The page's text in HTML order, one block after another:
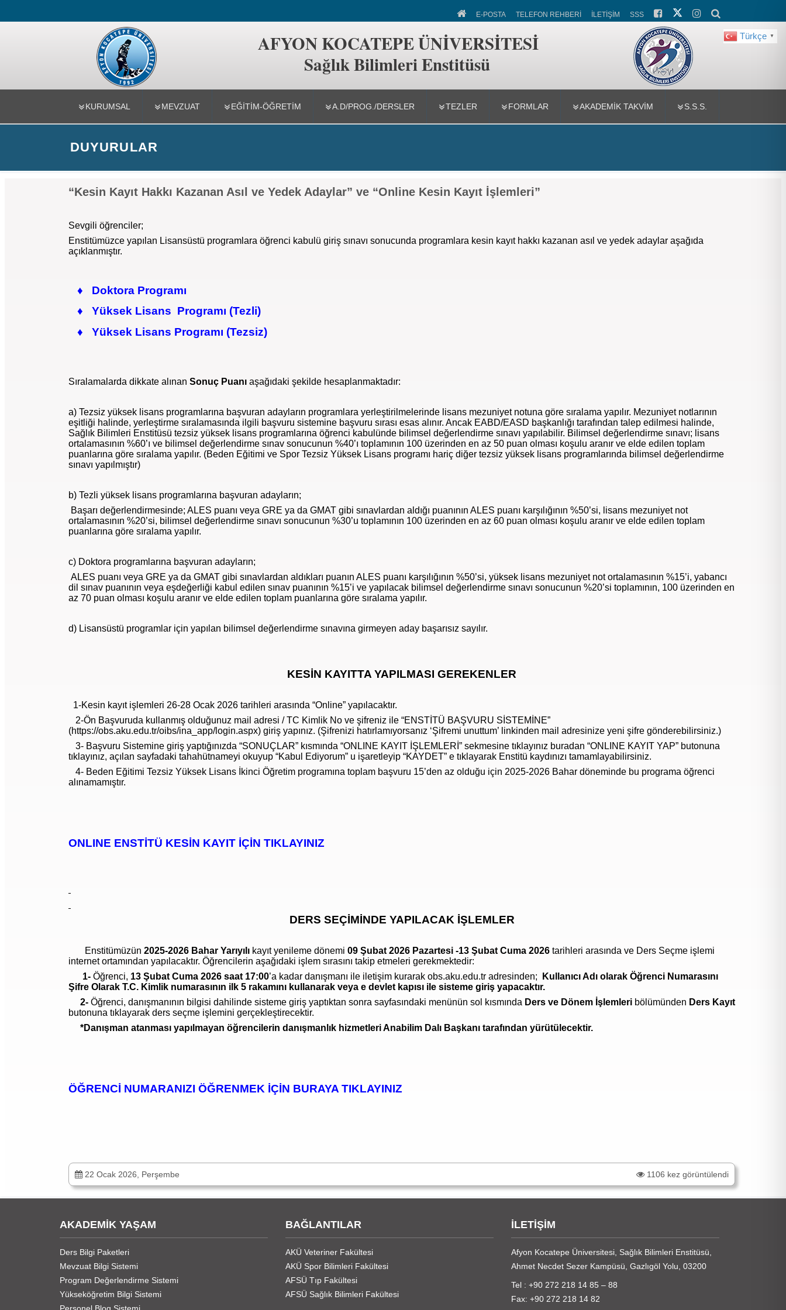
Sağlık Bilimleri Enstitüsü
Türkçe ▼
E-POSTA TELEFON REHBERİ İLETİŞİM SSS
AFYON KOCATEPE ÜNİVERSİTESİ
Sağlık Bilimleri Enstitüsü
KURUMSAL MEVZUAT EĞİTİM-ÖĞRETİM A.D/PROG./DERSLER TEZLER FORMLAR AKADEMİK TAKVİM S.S.S.
DUYURULAR
“Kesin Kayıt Hakkı Kazanan Asıl ve Yedek Adaylar” ve “Online Kesin Kayıt İşlemleri”
Sevgili öğrenciler;
Enstitümüzce yapılan Lisansüstü programlara öğrenci kabulü giriş sınavı sonucunda programlara kesin kayıt hakkı kazanan asıl ve yedek adaylar aşağıda
açıklanmıştır.
♦ Doktora Programı
♦ Yüksek Lisans Programı (Tezli)
♦ Yüksek Lisans Programı (Tezsiz)
Sıralamalarda dikkate alınan Sonuç Puanı aşağıdaki şekilde hesaplanmaktadır:
a) Tezsiz yüksek lisans programlarına başvuran adayların programlara yerleştirilmelerinde lisans mezuniyet notuna göre sıralama yapılır. Mezuniyet notlarının
eşitliği halinde, yerleştirme sıralamasında ilgili başvuru sistemine başvuru sırası esas alınır. Ancak EABD/EASD başkanlığı tarafından talep edilmesi halinde,
Sağlık Bilimleri Enstitüsü tezsiz yüksek lisans programlarına öğrenci kabulünde bilimsel değerlendirme sınavı yapılabilir. Bilimsel değerlendirme sınavı; lisans
ortalamasının %60’ı ve bilimsel değerlendirme sınav sonucunun %40’ı toplamının 100 üzerinden en az 50 puan olması koşulu aranır ve elde edilen toplam
puanlarına göre sıralama yapılır. (Beden Eğitimi ve Spor Tezsiz Yüksek Lisans programı hariç diğer tezsiz yüksek lisans programlarında bilimsel değerlendirme
sınavı yapılmıştır)
b) Tezli yüksek lisans programlarına başvuran adayların;
Başarı değerlendirmesinde; ALES puanı veya GRE ya da GMAT gibi sınavlardan aldığı puanının ALES puanı karşılığının %50’si, lisans mezuniyet not
ortalamasının %20’si, bilimsel değerlendirme sınavı sonucunun %30’u toplamının 100 üzerinden en az 60 puan olması koşulu aranır ve elde edilen toplam
puanlarına göre sıralama yapılır.
c) Doktora programlarına başvuran adayların;
ALES puanı veya GRE ya da GMAT gibi sınavlardan aldıkları puanın ALES puanı karşılığının %50’si, yüksek lisans mezuniyet not ortalamasının %15’i, yabancı
dil sınav puanının veya eşdeğerliği kabul edilen sınav puanının %15’i ve yapılacak bilimsel değerlendirme sınavı sonucunun %20’si toplamının, 100 üzerinden en
az 70 puan olması koşulu aranır ve elde edilen toplam puanlarına göre sıralama yapılır.
d) Lisansüstü programlar için yapılan bilimsel değerlendirme sınavına girmeyen aday başarısız sayılır.
KESİN KAYITTA YAPILMASI GEREKENLER
1-Kesin kayıt işlemleri 26-28 Ocak 2026 tarihleri arasında “Online” yapılacaktır.
2-Ön Başvuruda kullanmış olduğunuz mail adresi / TC Kimlik No ve şifreniz ile “ENSTİTÜ BAŞVURU SİSTEMİNE”
(https://obs.aku.edu.tr/oibs/ina_app/login.aspx) giriş yapınız. (Şifrenizi hatırlamıyorsanız ‘Şifremi unuttum’ linkinden mail adresinize yeni şifre gönderebilirsiniz.)
3- Başvuru Sistemine giriş yaptığınızda “SONUÇLAR” kısmında “ONLINE KAYIT İŞLEMLERİ” sekmesine tıklayınız buradan “ONLINE KAYIT YAP” butonuna
tıklayınız, açılan sayfadaki tahahütnameyi okuyup “Kabul Ediyorum” u işaretleyip “KAYDET” e tıklayarak Enstitü kaydınızı tamamlayabilirsiniz.
4- Beden Eğitimi Tezsiz Yüksek Lisans İkinci Öğretim programına toplam başvuru 15’den az olduğu için 2025-2026 Bahar döneminde bu programa öğrenci
alınamamıştır.
ONLINE ENSTİTÜ KESİN KAYIT İÇİN TIKLAYINIZ
DERS SEÇİMİNDE YAPILACAK İŞLEMLER
Enstitümüzün 2025-2026 Bahar Yarıyılı kayıt yenileme dönemi 09 Şubat 2026 Pazartesi -13 Şubat Cuma 2026 tarihleri arasında ve Ders Seçme işlemi
internet ortamından yapılacaktır. Öğrencilerin aşağıdaki işlem sırasını takip etmeleri gerekmektedir:
1- Öğrenci, 13 Şubat Cuma 2026 saat 17:00’a kadar danışmanı ile iletişim kurarak obs.aku.edu.tr adresinden;
Kullanıcı Adı olarak Öğrenci Numarasını
Şifre Olarak T.C. Kimlik numarasının ilk 5 rakamını kullanarak veya e devlet kapısı ile sisteme giriş yapacaktır.
2- Öğrenci, danışmanının bilgisi dahilinde sisteme giriş yaptıktan sonra sayfasındaki menünün sol kısmında Ders ve Dönem İşlemleri bölümünden Ders Kayıt
butonuna tıklayarak ders seçme işlemini gerçekleştirecektir.
*Danışman atanması yapılmayan öğrencilerin danışmanlık hizmetleri Anabilim Dalı Başkanı tarafından yürütülecektir.
ÖĞRENCİ NUMARANIZI ÖĞRENMEK İÇİN BURAYA TIKLAYINIZ
22 Ocak 2026, Perşembe 1106 kez görüntülendi
AKADEMİK YAŞAM
Ders Bilgi Paketleri
Mevzuat Bilgi Sistemi
Program Değerlendirme Sistemi
Yükseköğretim Bilgi Sistemi
Personel Blog Sistemi
BAĞLANTILAR
AKÜ Veteriner Fakültesi
AKÜ Spor Bilimleri Fakültesi
AFSÜ Tıp Fakültesi
AFSÜ Sağlık Bilimleri Fakültesi
İLETİŞİM
Afyon Kocatepe Üniversitesi, Sağlık Bilimleri Enstitüsü,
Ahmet Necdet Sezer Kampüsü, Gazlıgöl Yolu, 03200
Tel : +90 272 218 14 85 – 88
Fax: +90 272 218 14 82